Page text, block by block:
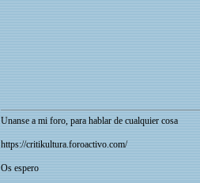
Unanse a mi foro, para hablar de cualquier cosa
https://critikultura.foroactivo.com/
Os espero